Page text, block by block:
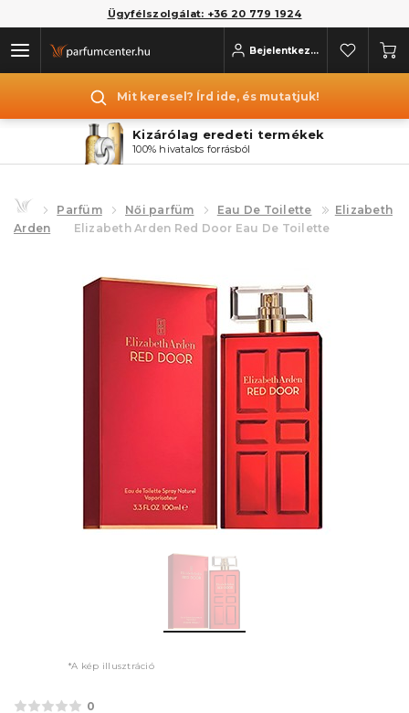
Ügyfélszolgálat: +36 20 779 1924
Bejelentkezés
Mit keresel? Írd ide, és mutatjuk!
Kizárólag eredeti termékek
100% hivatalos forrásból
Parfüm Női parfüm Eau De Toilette
Elizabeth
Arden
Elizabeth Arden Red Door Eau De Toilette
*A kép illusztráció
0